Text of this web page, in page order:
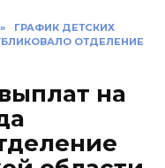
»
ГРАФИК ДЕТСКИХ
ОТДЕЛЕНИЕ
на